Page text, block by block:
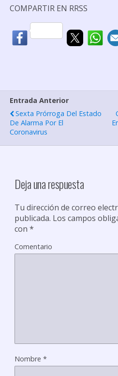
COMPARTIR EN RRSS
Entrada Anterior
Sexta Prórroga Del Estado
De Alarma Por El
Coronavirus
Deja una respuesta
Tu dirección de correo
publicada. Los campos
con *
Comentario
Nombre *